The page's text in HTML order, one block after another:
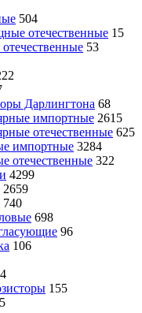
504
отечественные 15
53
Дарлингтона 68
импортные 2615
отечественные 625
импортные 3284
отечественные 322
4299
2659
740
698
96
106
155